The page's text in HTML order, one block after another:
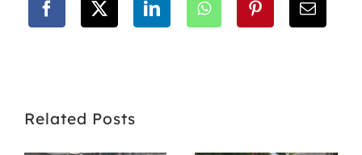
Related Posts